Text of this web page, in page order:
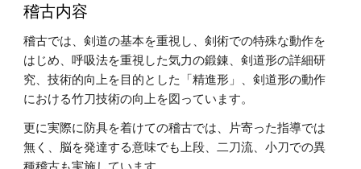
稽古内容
稽古では、剣道の基本を重視し、剣術での特殊な動作を
はじめ、呼吸法を重視した気力の鍛錬、剣道形の詳細研
究、技術的向上を目的とした「精進形」、剣道形の動作
における竹刀技術の向上を図っています。
更に実際に防具を着けての稽古では、片寄った指導では
無く、脳を発達する意味でも上段、二刀流、小刀での異
種稽古も実施しています。